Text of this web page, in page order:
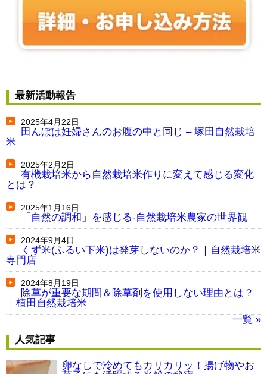
最新活動報告
2025年4月22日
田んぼは妊婦さんのお腹の中と同じ – 塚田自然栽培
米
2025年2月2日
有機栽培米から自然栽培米作りに変えて感じる変化
とは？
2025年1月16日
「自然の調和」を感じる-自然栽培米農家の世界観
2024年9月4日
くず米(ふるい下米)は発芽しないのか？｜自然栽培米
専門店
2024年8月19日
除草が重要な期間＆除草剤を使用しない理由とは？
｜植田自然栽培米
一覧 »
人気記事
卵なしで冷めてもカリカリッ！揚げ物やお